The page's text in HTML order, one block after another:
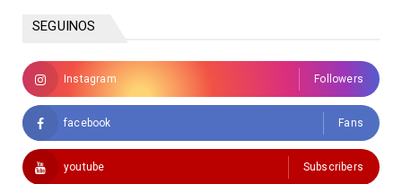
SEGUINOS
Instagram Followers
facebook Fans
youtube Subscribers